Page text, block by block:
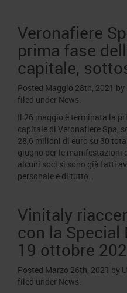
Veronafiere
prima fase
capitale,
Posted Maggio 28th, 2021 by
filed under News.
Il 26 maggio è terminata la
capitale di Veronafiere Spa,
28,6 milioni di euro su 30
giugno per le manifestazioni
alcuni soci si sono già fatti
personale e di tutto…
Vinitaly
con la Special
19 ottobre
Posted Marzo 26th, 2021 by
filed under News.